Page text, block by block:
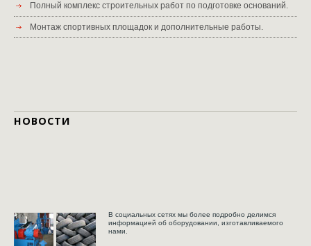
Полный комплекс строительных работ по подготовке оснований.
Монтаж спортивных площадок и дополнительные работы.
НОВОСТИ
В социальных сетях мы более подробно делимся
информацией об оборудовании, изготавливаемого
нами.